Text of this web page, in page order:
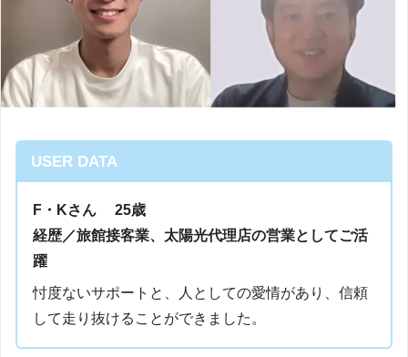
USER DATA
F・Kさん 25歳
経歴／旅館接客業、太陽光代理店の営業としてご活
躍
忖度ないサポートと、人としての愛情があり、信頼
して走り抜けることができました。